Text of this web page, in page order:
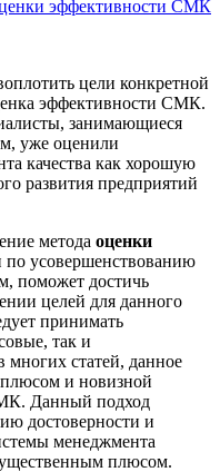
цели конкретной
эффективности СМК.
занимающиеся
уже оценили
качества как хорошую
развития предприятий
метода оценки
по усовершенствованию
поможет достичь
целей для данного
принимать
так и
статей, данное
и новизной
Данный подход
достоверности и
менеджмента
плюсом.